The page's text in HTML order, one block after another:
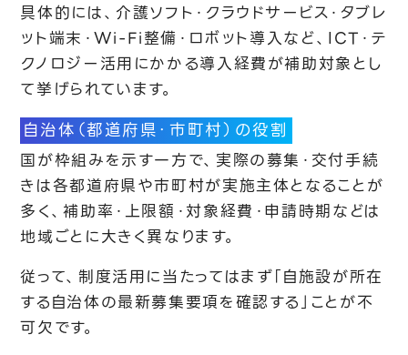
具体的には、介護ソフト・クラウドサービス・タブレ
ット端末・Wi-Fi整備・ロボット導入など、ICT・テ
クノロジー活用にかかる導入経費が補助対象とし
て挙げられています。
自治体（都道府県・市町村）の役割
国が枠組みを示す一方で、実際の募集・交付手続
きは各都道府県や市町村が実施主体となることが
多く、補助率・上限額・対象経費・申請時期などは
地域ごとに大きく異なります。
従って、制度活用に当たってはまず「自施設が所在
する自治体の最新募集要項を確認する」ことが不
可欠です。